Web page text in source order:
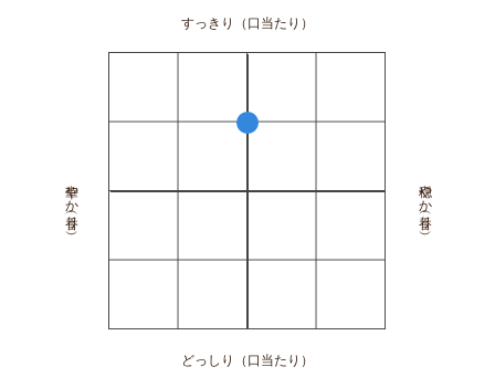
すっきり（口当たり）
華やか（香り）
どっしり（口当たり）
穏やか（香り）